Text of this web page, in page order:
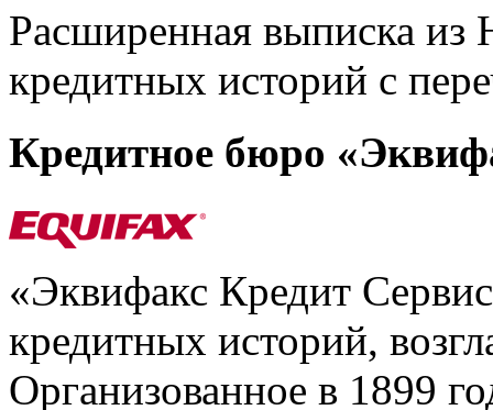
Расширенная выписка из
кредитных историй с
Кредитное бюро
«Эквифакс Кредит
кредитных историй,
Организованное в 1899